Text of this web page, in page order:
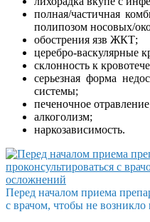
полная/частичная
полипозом носовых/
обострения язв ЖКТ;
церебро-васкулярные
склонность к
серьезная форма
системы;
печеночное
алкоголизм;
наркозависимость.
Перед началом приема
с врачом, чтобы не